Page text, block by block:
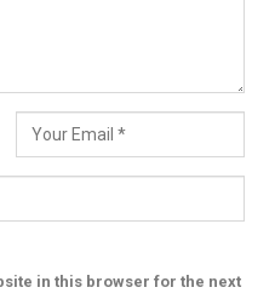
in this browser for the next